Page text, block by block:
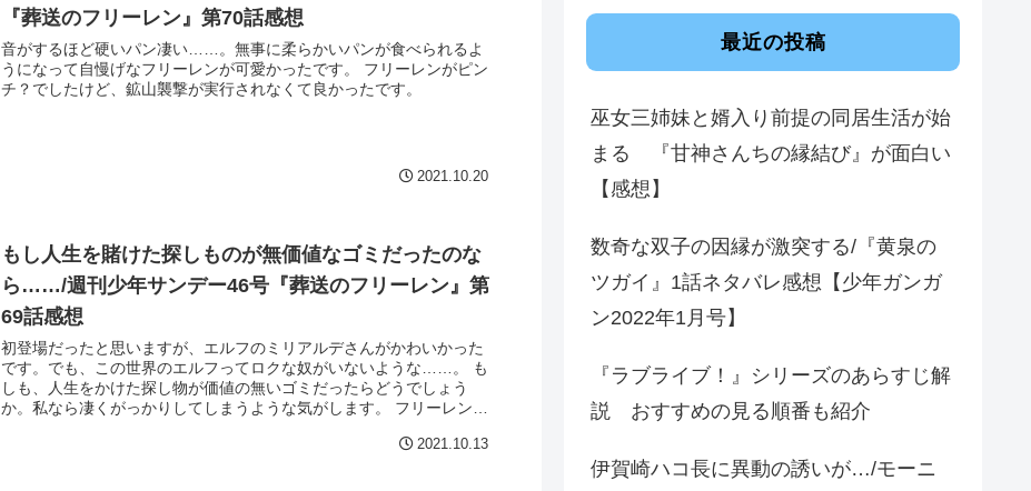
『葬送のフリーレン』第70話感想
音がするほど硬いパン凄い……。無事に柔らかいパンが食べられるよ
うになって自慢げなフリーレンが可愛かったです。 フリーレンがピン
チ？でしたけど、鉱山襲撃が実行されなくて良かったです。
2021.10.20
もし人生を賭けた探しものが無価値なゴミだったのな
ら……/週刊少年サンデー46号『葬送のフリーレン』第
69話感想
初登場だったと思いますが、エルフのミリアルデさんがかわいかった
です。でも、この世界のエルフってロクな奴がいないような……。 も
しも、人生をかけた探し物が価値の無いゴミだったらどうでしょう
か。私なら凄くがっかりしてしまうような気がします。 フリーレンの
2021.10.13
最近の投稿
巫女三姉妹と婿入り前提の同居生活が始
まる 『甘神さんちの縁結び』が面白い
【感想】
数奇な双子の因縁が激突する/『黄泉の
ツガイ』1話ネタバレ感想【少年ガンガ
ン2022年1月号】
『ラブライブ！』シリーズのあらすじ解
説 おすすめの見る順番も紹介
伊賀崎ハコ長に異動の誘いが…/モーニ